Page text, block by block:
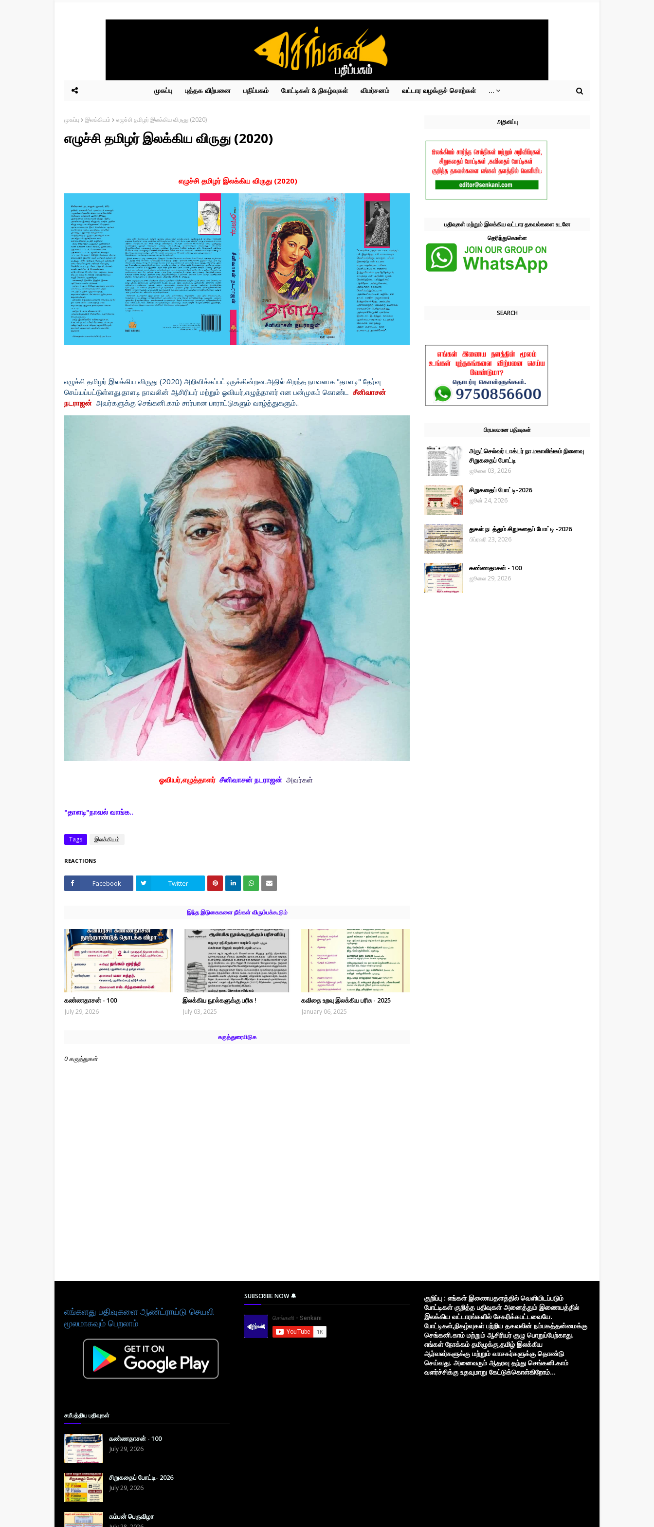
முகப்பு புத்தக விற்பனை பதிப்பகம் போட்டிகள் & நிகழ்வுகள் விமர்சனம் வட்டார வழக்குச் சொற்கள் ...
முகப்பு இலக்கியம் எழுச்சி தமிழர் இலக்கிய விருது (2020)
எழுச்சி தமிழர் இலக்கிய விருது (2020)
எழுச்சி தமிழர் இலக்கிய விருது (2020)
எழுச்சி தமிழர் இலக்கிய விருது (2020) அறிவிக்கப்பட்டிருக்கின்றன.அதில் சிறந்த நாவலாக "தாளடி" தேர்வு
செய்யப்பட்டுள்ளது.தாளடி நாவலின் ஆசிரியர் மற்றும் ஓவியர்,எழுத்தாளர் என பன்முகம் கொண்ட
சீனிவாசன்
நடராஜன் அவர்களுக்கு செங்கனி.காம் சார்பான பாராட்டுகளும் வாழ்த்துகளும்..
ஓவியர்,எழுத்தாளர் சீனிவாசன் நடராஜன் அவர்கள்
"தாளடி"நாவல் வாங்க..
Tags இலக்கியம்
REACTIONS
Facebook Twitter
இந்த இடுகைகளை நீங்கள் விரும்பக்கூடும்
கண்ணதாசன் - 100
July 29, 2026
இலக்கிய நூல்களுக்கு பரிசு !
July 03, 2025
கவிதை உறவு இலக்கிய பரிசு - 2025
January 06, 2025
கருத்துரையிடுக
0 கருத்துகள்
அறிவிப்பு
பதிவுகள் மற்றும் இலக்கிய வட்டார தகவல்களை உடனே
தெரிந்துகொள்ள
SEARCH
பிரபலமான பதிவுகள்
அருட்செல்வர் டாக்டர் நா.மகாலிங்கம் நினைவு
சிறுகதைப் போட்டி
ஜூலை 03, 2026
சிறுகதைப் போட்டி-2026
ஜூன் 24, 2026
துகள் நடத்தும் சிறுகதைப் போட்டி -2026
பிப்ரவரி 23, 2026
கண்ணதாசன் - 100
ஜூலை 29, 2026
எங்களது பதிவுகளை ஆண்ட்ராய்டு செயலி
மூலமாகவும் பெறலாம்
சமீபத்திய பதிவுகள்
கண்ணதாசன் - 100
July 29, 2026
சிறுகதைப் போட்டி- 2026
July 29, 2026
கம்பன் பெருவிழா
SUBSCRIBE NOW 🔔
குறிப்பு : எங்கள் இணையதளத்தில் வெளியிடப்படும்
போட்டிகள் குறித்த பதிவுகள் அனைத்தும் இணையத்தில்
இலக்கிய வட்டாரங்களில் சேகரிக்கபட்டவையே.
போட்டிகள்,நிகழ்வுகள் பற்றிய தகவலின் நம்பகத்தன்மைக்கு
செங்கனி.காம் மற்றும் ஆசிரியர் குழு பொறுப்பேற்காது.
எங்கள் நோக்கம் தமிழுக்கு,தமிழ் இலக்கிய
ஆர்வலர்களுக்கு மற்றும் வாசகர்களுக்கு தொண்டு
செய்வது. அனைவரும் ஆதரவு தந்து செங்கனி.காம்
வளர்ச்சிக்கு உதவுமாறு கேட்டுக்கொள்கிறோம்...